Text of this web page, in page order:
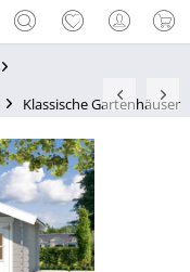
Klassische Gartenhäuser